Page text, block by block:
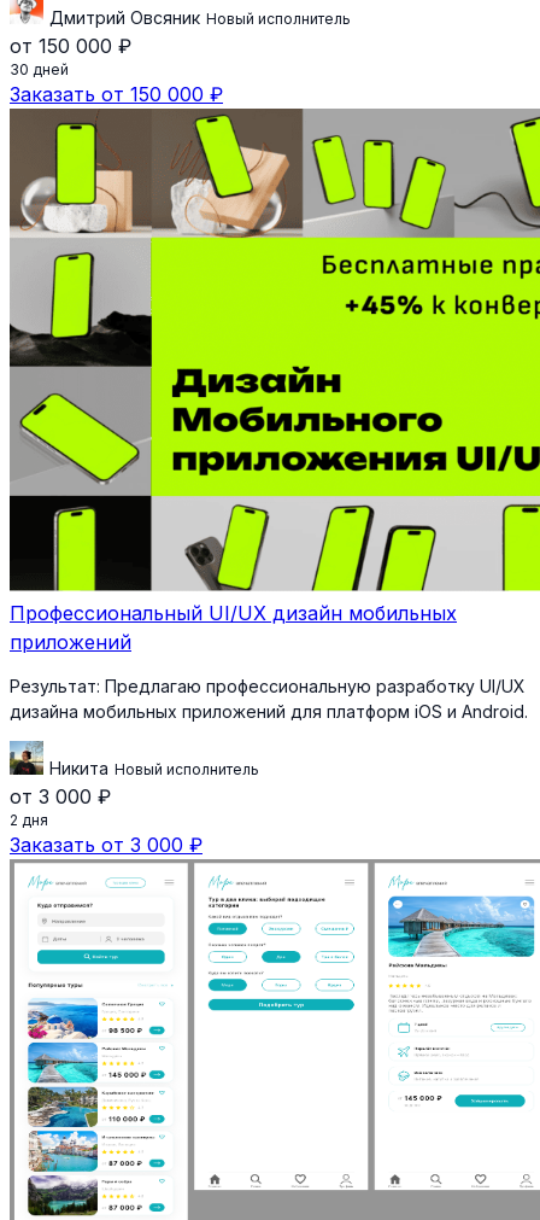
Дмитрий Овсяник Новый исполнитель
от 150 000 ₽
30 дней
Заказать от 150 000 ₽
Профессиональный UI/UX дизайн мобильных
приложений
Результат: Предлагаю профессиональную разработку UI/UX
дизайна мобильных приложений для платформ iOS и Android.
Никита Новый исполнитель
от 3 000 ₽
2 дня
Заказать от 3 000 ₽